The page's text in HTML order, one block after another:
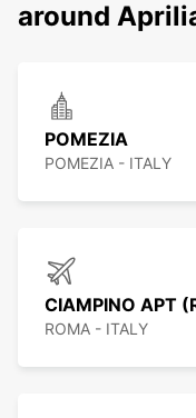
around
POMEZIA
POMEZIA - ITALY
CIAMPINO APT
ROMA - ITALY